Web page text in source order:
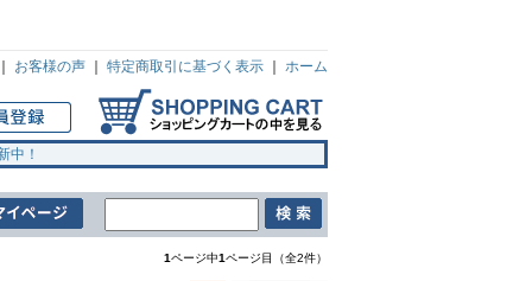
お客様の声 特定商取引に基づく表示 ホーム
中！
1ページ中1ページ目（全2件）